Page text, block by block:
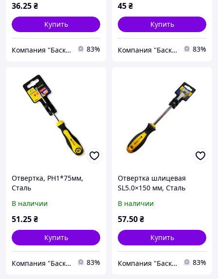
36.25₴
Купить
Компания "Баско". Всё для строительства. Честные цены с 1987 года. 83%
45₴
Купить
Компания "Баско". Всё для строительства. Честные цены с 1987 года. 83%
Отвертка, PH1*75мм,
Сталь
В наличии
51.25₴
Купить
Компания "Баско". Всё для строительства. Честные цены с 1987 года. 83%
Отвертка шлицевая
SL5.0×150 мм, Сталь
В наличии
57.50₴
Купить
Компания "Баско". Всё для строительства. Честные цены с 1987 года. 83%